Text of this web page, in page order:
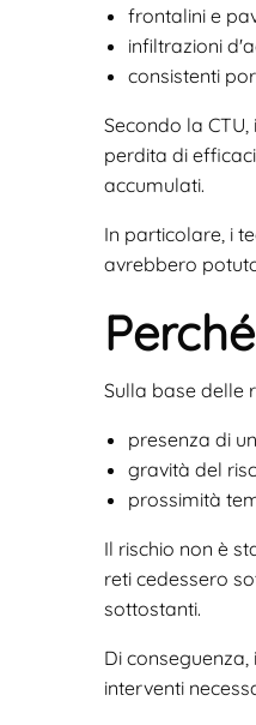
frontalini e
infiltrazioni
consistenti
Secondo la
perdita di
accumulati.
In particolare, i
avrebbero
Sulla base delle
presenza di
gravità del
prossimità
Il rischio non è
reti cedessero
sottostanti.
Di
interventi